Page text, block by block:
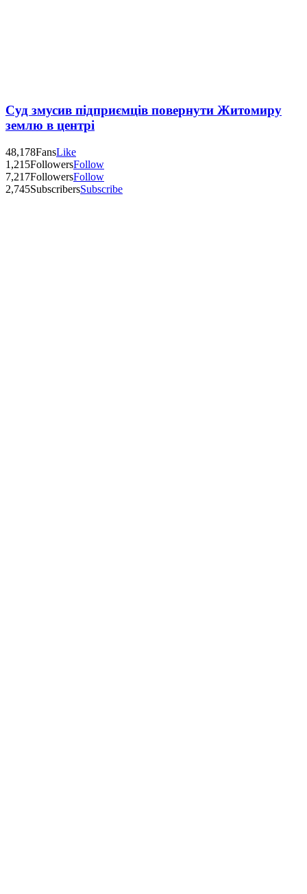
Суд змусив підприємців повернути Житомиру
землю в центрі
48,178FansLike
1,215FollowersFollow
7,217FollowersFollow
2,745SubscribersSubscribe